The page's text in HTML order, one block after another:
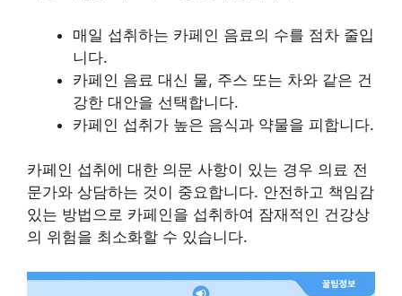
매일 섭취하는 카페인 음료의 수를 점차 줄입
니다.
카페인 음료 대신 물, 주스 또는 차와 같은 건
강한 대안을 선택합니다.
카페인 섭취가 높은 음식과 약물을 피합니다.
카페인 섭취에 대한 의문 사항이 있는 경우 의료 전
문가와 상담하는 것이 중요합니다. 안전하고 책임감
있는 방법으로 카페인을 섭취하여 잠재적인 건강상
의 위험을 최소화할 수 있습니다.